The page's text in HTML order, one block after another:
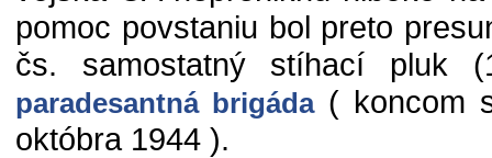
pomoc povstaniu bol preto
čs. samostatný stíhací pluk
paradesantná brigáda( koncom
októbra 1944 ).